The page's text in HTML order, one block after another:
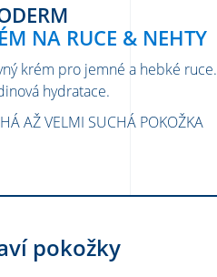
NA RUCE & NEHTY
krém pro jemné a hebké ruce.
hydratace.
AŽ VELMI SUCHÁ POKOŽKA
pokožky